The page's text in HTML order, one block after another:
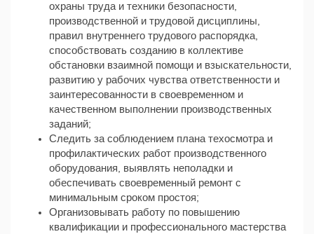
охраны труда и техники безопасности,
производственной и трудовой дисциплины,
правил внутреннего трудового распорядка,
способствовать созданию в коллективе
обстановки взаимной помощи и взыскательности,
развитию у рабочих чувства ответственности и
заинтересованности в своевременном и
качественном выполнении производственных
заданий;
Следить за соблюдением плана техосмотра и
профилактических работ производственного
оборудования, выявлять неполадки и
обеспечивать своевременный ремонт с
минимальным сроком простоя;
Организовывать работу по повышению
квалификации и профессионального мастерства